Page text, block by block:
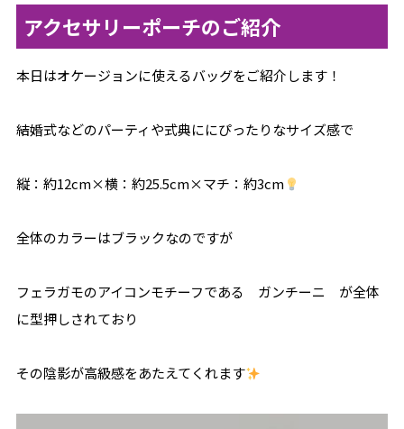
アクセサリーポーチのご紹介
本日はオケージョンに使えるバッグをご紹介します！
結婚式などのパーティや式典ににぴったりなサイズ感で
縦：約12cm×横：約25.5cm×マチ：約3cm
全体のカラーはブラックなのですが
フェラガモのアイコンモチーフである ガンチーニ が全体
に型押しされており
その陰影が高級感をあたえてくれます